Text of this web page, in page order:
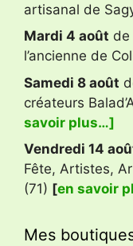
artisanal de
Mardi 4 août de
l’ancienne de
Samedi 8 août
créateurs
savoir plus…]
Vendredi 14
Fête, Artistes,
(71) [en savoir
Mes